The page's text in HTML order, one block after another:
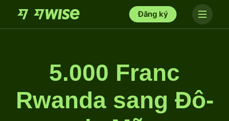
Đăng ký
5.000 Franc
Rwanda sang Đô-